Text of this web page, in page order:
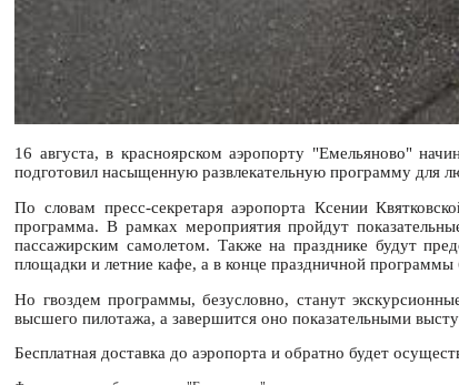
16 августа, в красноярском аэропорту "Емельяново"
подготовил насыщенную развлекательную программу для
По словам пресс-секретаря аэропорта Ксении
программа. В рамках мероприятия пройдут
пассажирским самолетом. Также на празднике будут
площадки и летние кафе, а в конце праздничной
Но гвоздем программы, безусловно, станут
высшего пилотажа, а завершится оно показательными
Бесплатная доставка до аэропорта и обратно будет